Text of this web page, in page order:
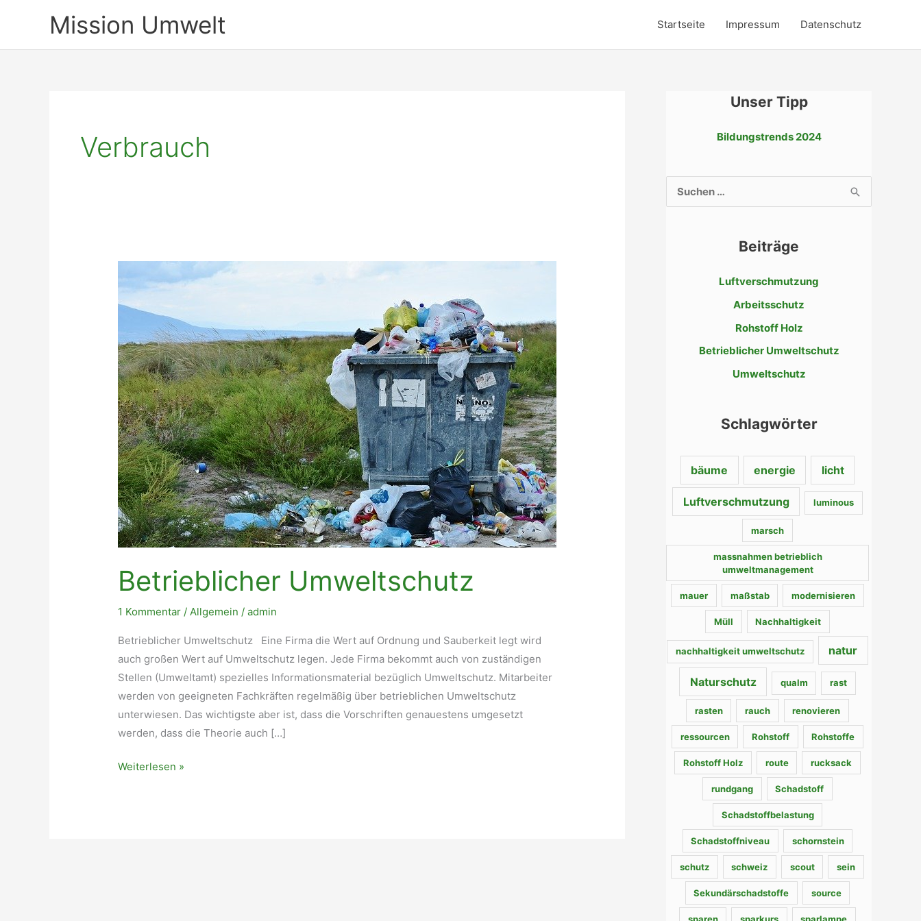
Mission Umwelt Startseite Impressum Datenschutz
Verbrauch
Betrieblicher Umweltschutz
1 Kommentar / Allgemein /admin
Betrieblicher Umweltschutz Eine Firma die Wert auf Ordnung und Sauberkeit legt wird
auch großen Wert auf Umweltschutz legen. Jede Firma bekommt auch von zuständigen
Stellen (Umweltamt) spezielles Informationsmaterial bezüglich Umweltschutz. Mitarbeiter
werden von geeigneten Fachkräften regelmäßig über betrieblichen Umweltschutz
unterwiesen. Das wichtigste aber ist, dass die Vorschriften genauestens umgesetzt
werden, dass die Theorie auch […]
Betrieblicher
Weiterlesen »
Unser Tipp
Bildungstrends 2024
u
Beiträge
Luftverschmutzung
Arbeitsschutz
Rohstoff Holz
Betrieblicher Umweltschutz
Umweltschutz
Schlagwörter
bäume energie licht
Luftverschmutzung luminous
marsch
massnahmen betrieblich
umweltmanagement
mauer maßstab modernisieren
Müll Nachhaltigkeit
nachhaltigkeit umweltschutz natur
Naturschutz qualm rast
rasten rauch renovieren
ressourcen Rohstoff Rohstoffe
Rohstoff Holz route rucksack
rundgang Schadstoff
Schadstoffbelastung
Schadstoffniveau schornstein
schutz schweiz scout sein
Sekundärschadstoffe source
sparen sparkurs sparlampe